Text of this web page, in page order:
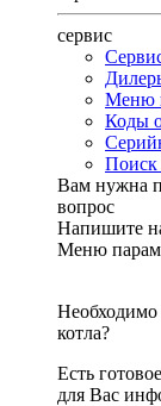
сервис
Меню
Коды
Поиск
Вам нужна
вопрос
Напишите
Меню
Необходимо
котла?
Есть
для Вас